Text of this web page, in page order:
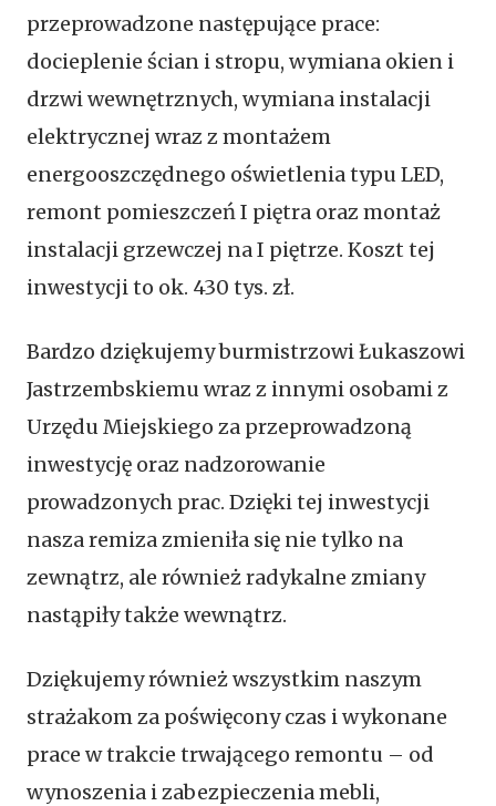
przeprowadzone następujące prace:
docieplenie ścian i stropu, wymiana okien i
drzwi wewnętrznych, wymiana instalacji
elektrycznej wraz z montażem
energooszczędnego oświetlenia typu LED,
remont pomieszczeń I piętra oraz montaż
instalacji grzewczej na I piętrze. Koszt tej
inwestycji to ok. 430 tys. zł.
Bardzo dziękujemy burmistrzowi Łukaszowi
Jastrzembskiemu wraz z innymi osobami z
Urzędu Miejskiego za przeprowadzoną
inwestycję oraz nadzorowanie
prowadzonych prac. Dzięki tej inwestycji
nasza remiza zmieniła się nie tylko na
zewnątrz, ale również radykalne zmiany
nastąpiły także wewnątrz.
Dziękujemy również wszystkim naszym
strażakom za poświęcony czas i wykonane
prace w trakcie trwającego remontu – od
wynoszenia i zabezpieczenia mebli,